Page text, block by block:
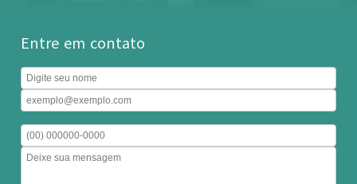
Entre em contato